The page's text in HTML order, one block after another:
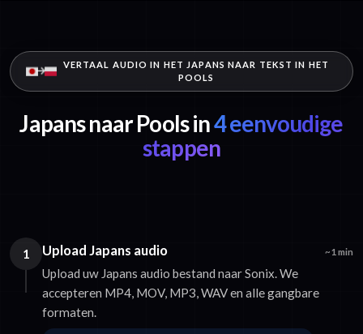
VERTAAL AUDIO IN HET JAPANS NAAR TEKST IN HET
POOLS
Japans naar Pools in4 eenvoudige
stappen
1 Upload Japans audio ~1 min
Upload uw Japans audio bestand naar Sonix. We
accepteren MP4, MOV, MP3, WAV en alle gangbare
formaten.